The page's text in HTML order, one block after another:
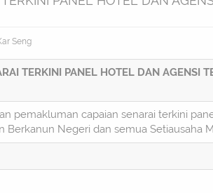
Seng
TERKINI PANEL HOTEL DAN AGENSI
pemakluman capaian senarai terkini
Berkanun Negeri dan semua Setiausaha